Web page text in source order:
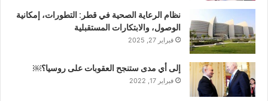
نظام الرعاية الصحية في قطر: التطورات، إمكانية
الوصول، والابتكارات المستقبلية
فبراير 27, 2025
إلى أي مدى ستنجح العقوبات على روسيا؟￼
فبراير 17, 2022